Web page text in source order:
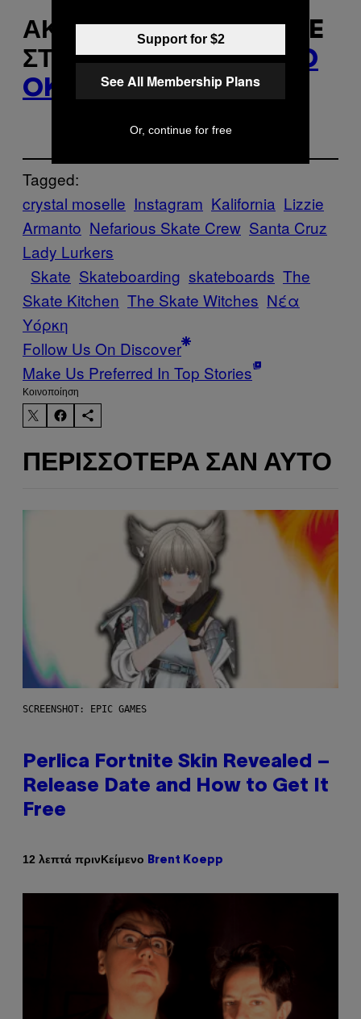
ΑΚΟΛΟΥΘΉΣΤΕ ΤΟ VICE
ΣΤΟTWITTER,FACEBO
OK
ΚΑΙINSTAGRAM
Tagged:
crystal moselle Instagram Kalifornia Lizzie
Armanto Nefarious Skate Crew​ Santa Cruz
Lady Lurkers​
Skate Skateboarding skateboards The
Skate Kitchen​ The Skate Witches Νέα
Υόρκη
Follow Us On Discover
Make Us Preferred In Top Stories
Kοινοποίηση
ΠΕΡΙΣΣΌΤΕΡΑ ΣΑΝ ΑΥΤΌ
SCREENSHOT: EPIC GAMES
Perlica Fortnite Skin Revealed –
Release Date and How to Get It
Free
12 λεπτά πρινΚείμενο Brent Koepp
Support for $2
See All Membership Plans
Or, continue for free